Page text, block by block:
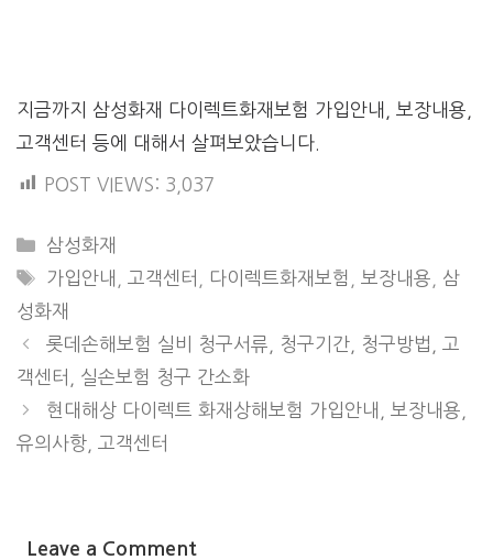
지금까지 삼성화재 다이렉트화재보험 가입안내, 보장내용,
고객센터 등에 대해서 살펴보았습니다.
POST VIEWS: 3,037
CATEGORIES
삼성화재
TAGS
가입안내 고객센터 다이렉트화재보험 보장내용
삼
성화재
롯데손해보험 실비 청구서류, 청구기간, 청구방법, 고
객센터, 실손보험 청구 간소화
현대해상 다이렉트 화재상해보험 가입안내, 보장내용,
유의사항, 고객센터
Leave a Comment